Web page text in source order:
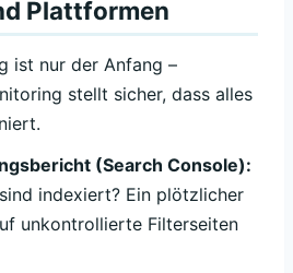
Plattformen
ist nur der Anfang –
stellt sicher, dass alles
(Search Console):
indexiert? Ein plötzlicher
unkontrollierte Filterseiten